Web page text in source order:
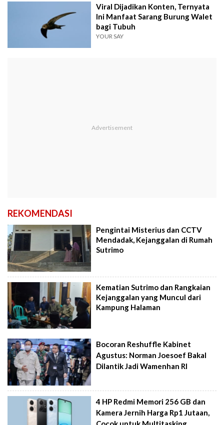
Viral Dijadikan Konten, Ternyata
Ini Manfaat Sarang Burung Walet
bagi Tubuh
YOUR SAY
REKOMENDASI
Pengintai Misterius dan CCTV
Mendadak, Kejanggalan di Rumah
Sutrimo
Kematian Sutrimo dan Rangkaian
Kejanggalan yang Muncul dari
Kampung Halaman
Bocoran Reshuffle Kabinet
Agustus: Norman Joesoef Bakal
Dilantik Jadi Wamenhan RI
4 HP Redmi Memori 256 GB dan
Kamera Jernih Harga Rp1 Jutaan,